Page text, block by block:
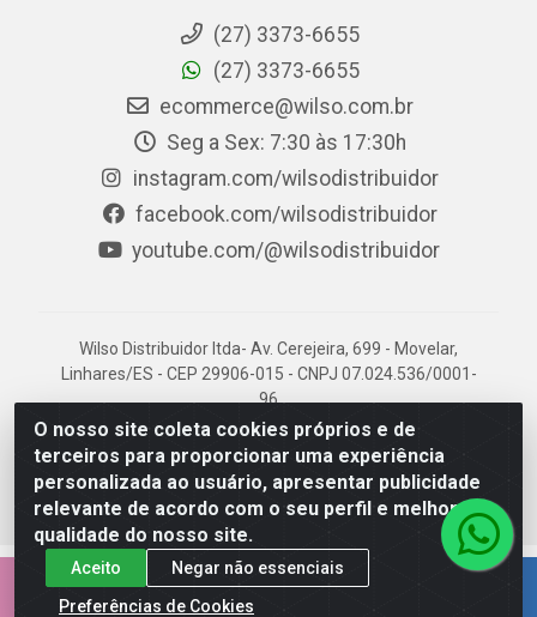
O nosso site coleta cookies próprios e de
terceiros para proporcionar uma experiência
personalizada ao usuário, apresentar publicidade
relevante de acordo com o seu perfil e melhorar a
qualidade do nosso site.
Aceito
Negar não essenciais
Preferências de Cookies
(27) 3373-6655
(27) 3373-6655
ecommerce@wilso.com.br
Seg a Sex: 7:30 às 17:30h
instagram.com/wilsodistribuidor
facebook.com/wilsodistribuidor
youtube.com/@wilsodistribuidor
Wilso Distribuidor ltda- Av. Cerejeira, 699 - Movelar,
Linhares/ES - CEP 29906-015 - CNPJ 07.024.536/0001-
96
EMPRESA 100% CAPIXABA.